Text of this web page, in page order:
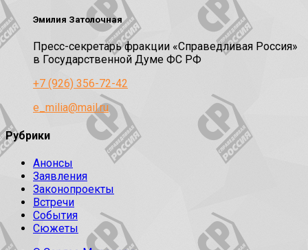
Эмилия Затолочная
Пресс-секретарь фракции «Справедливая Россия»
в Государственной Думе ФС РФ
+7 (926) 356-72-42
e_milia@mail.ru
Рубрики
Анонсы
Заявления
Законопроекты
Встречи
События
Сюжеты